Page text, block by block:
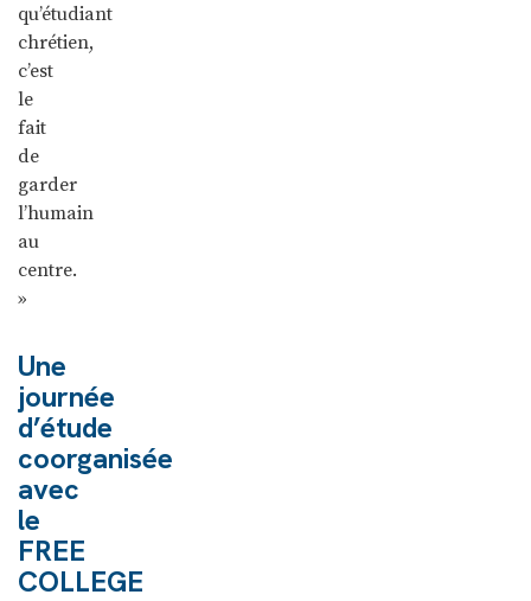
qu’étudiant
chrétien,
c’est
le
fait
de
garder
l’humain
au
centre.
»
Une
journée
d’étude
coorganisée
avec
le
FREE
COLLEGE